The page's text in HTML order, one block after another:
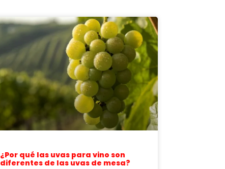
¿Por qué las uvas para vino son
diferentes de las uvas de mesa?